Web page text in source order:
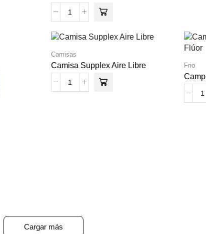
Camisas
Camisa Supplex Aire Libre Frio
Cargar más